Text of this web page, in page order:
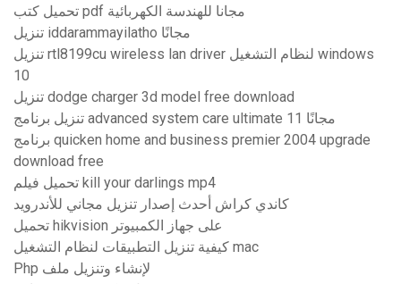
تحميل كتب pdf مجانا للهندسة الكهربائية
تنزيل iddarammayilatho مجانًا
تنزيل rtl8199cu wireless lan driver لنظام التشغيل windows
10
تنزيل dodge charger 3d model free download
تنزيل برنامج advanced system care ultimate 11 مجانًا
برنامج quicken home and business premier 2004 upgrade
download free
تحميل فيلم kill your darlings mp4
كاندي كراش أحدث إصدار تنزيل مجاني للأندرويد
تحميل hikvision على جهاز الكمبيوتر
كيفية تنزيل التطبيقات لنظام التشغيل mac
Php لإنشاء وتنزيل ملف